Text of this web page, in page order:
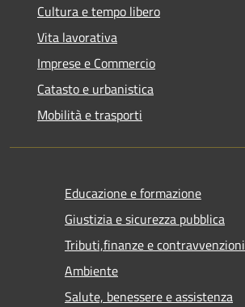
Cultura e tempo libero
Vita lavorativa
Imprese e Commercio
Catasto e urbanistica
Mobilità e trasporti
Educazione e formazione
Giustizia e sicurezza pubblica
Tributi,finanze e contravvenzioni
Ambiente
Salute, benessere e assistenza